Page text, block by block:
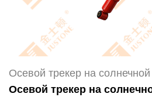
Осевой трекер на
Осевой трекер на